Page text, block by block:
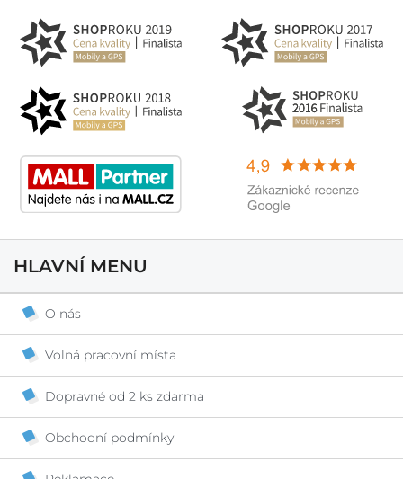
HLAVNÍ MENU
O nás
Volná pracovní místa
Dopravné od 2 ks zdarma
Obchodní podmínky